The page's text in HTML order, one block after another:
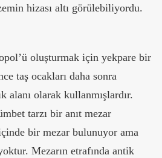
hizası altı görülebiliyordu.
oluşturmak için yekpare bir
taş ocakları daha sonra
alanı olarak kullanmışlardır.
tarzı bir anıt mezar
bir mezar bulunuyor ama
Mezarın etrafında antik